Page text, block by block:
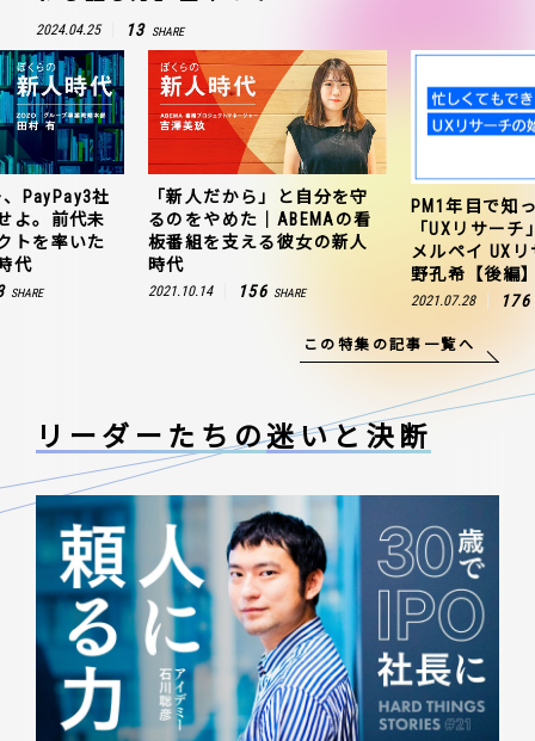
2024.04.25 13 SHARE
PayPay3社
よ。前代未
トを率いた
代
SHARE
「新人だから」と自分を守
るのをやめた｜ABEMAの看
板番組を支える彼女の新人
時代
2021.10.14 156 SHARE
PM1年目で知
「UXリサー
メルペイ UX
野孔希【後編
2021.07.28 176
この特集の記事一覧へ
リーダーたちの迷いと決断